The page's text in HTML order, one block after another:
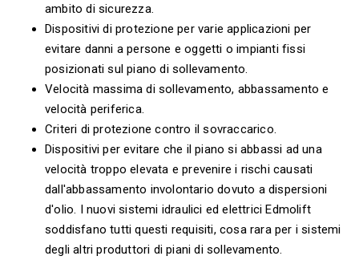
ambito di sicurezza.
Dispositivi di protezione per varie applicazioni per
evitare danni a persone e oggetti o impianti fissi
posizionati sul piano di sollevamento.
Velocità massima di sollevamento, abbassamento e
velocità periferica.
Criteri di protezione contro il sovraccarico.
Dispositivi per evitare che il piano si abbassi ad una
velocità troppo elevata e prevenire i rischi causati
dall'abbassamento involontario dovuto a dispersioni
d'olio. I nuovi sistemi idraulici ed elettrici Edmolift
soddisfano tutti questi requisiti, cosa rara per i sistemi
degli altri produttori di piani di sollevamento.